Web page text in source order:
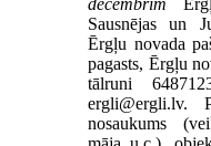
decembrim
Sausnējas un
Ērgļu novada
pagasts, Ērgļu
tālruni
ergli@ergli.lv.
nosaukums